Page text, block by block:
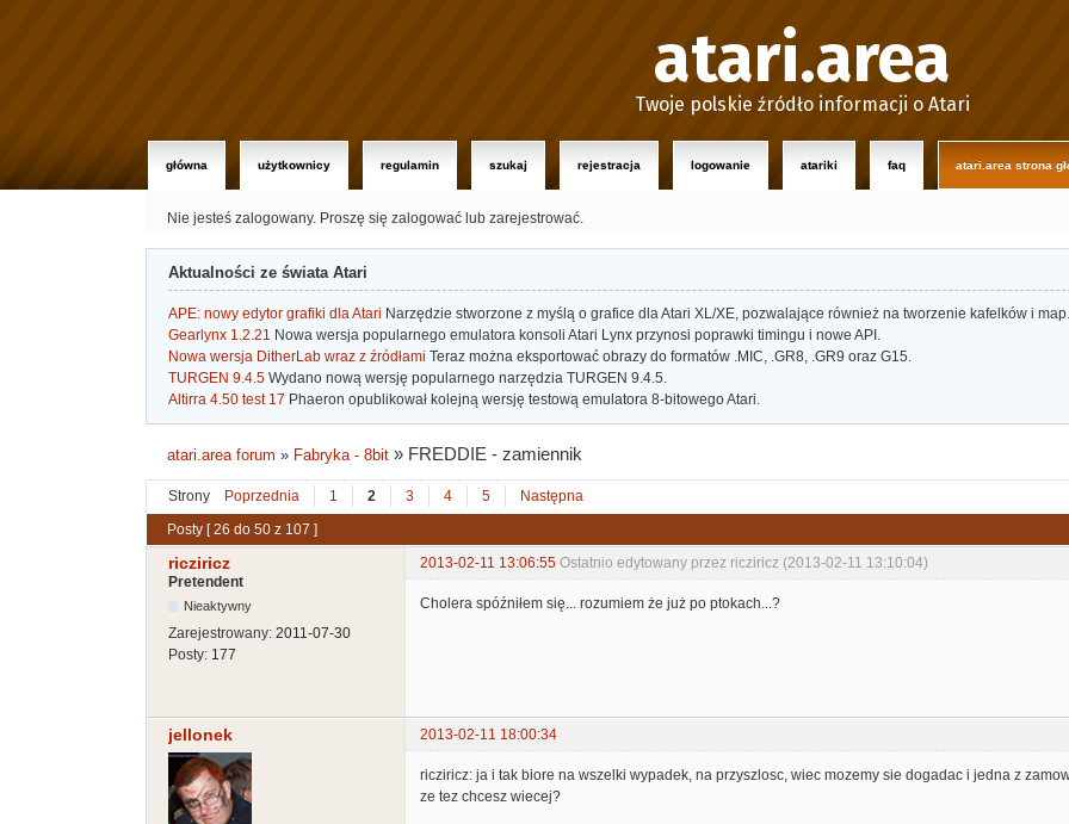
atari.area
Twoje polskie źródło informacji o Atari
główna użytkownicy regulamin szukaj rejestracja logowanie atariki faq atari.area strona
Nie jesteś zalogowany. Proszę się zalogować lub zarejestrować.
Aktualności ze świata Atari
APE: nowy edytor grafiki dla Atari Narzędzie stworzone z myślą o grafice dla Atari XL/XE, pozwalające również na tworzenie kafelków i map.
Gearlynx 1.2.21 Nowa wersja popularnego emulatora konsoli Atari Lynx przynosi poprawki timingu i nowe API.
Nowa wersja DitherLab wraz z źródłami Teraz można eksportować obrazy do formatów .MIC, .GR8, .GR9 oraz G15.
TURGEN 9.4.5 Wydano nową wersję popularnego narzędzia TURGEN 9.4.5.
Altirra 4.50 test 17 Phaeron opublikował kolejną wersję testową emulatora 8-bitowego Atari.
atari.area forum » Fabryka - 8bit » FREDDIE - zamiennik
Strony Poprzednia 1 2 3 4 5 Następna
Posty [ 26 do 50 z 107 ]
ricziricz 2013-02-11 13:06:55 Ostatnio edytowany przez ricziricz (2013-02-11 13:10:04)
Pretendent
Nieaktywny
Zarejestrowany: 2011-07-30
Posty: 177
Cholera spóźniłem się... rozumiem że już po ptokach...?
jellonek 2013-02-11 18:00:34
ricziricz: ja i tak biore na wszelki wypadek, na przyszlosc, wiec mozemy sie dogadac i jedna z
ze tez chcesz wiecej?